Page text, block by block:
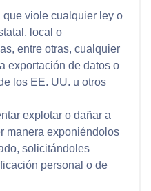
que viole cualquier ley o
local o
entre otras, cualquier
exportación de datos o
los EE. UU. u otros
explotar o dañar a
manera exponiéndolos
solicitándoles
personal o de